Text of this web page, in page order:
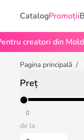
CatalogPromoții
din Moldova •
Pagina principală /
Preț
0
de la